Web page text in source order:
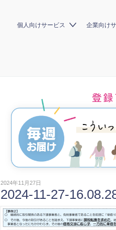
個人向けサービス 企業向け
2024年11月27日
2024-11-27-